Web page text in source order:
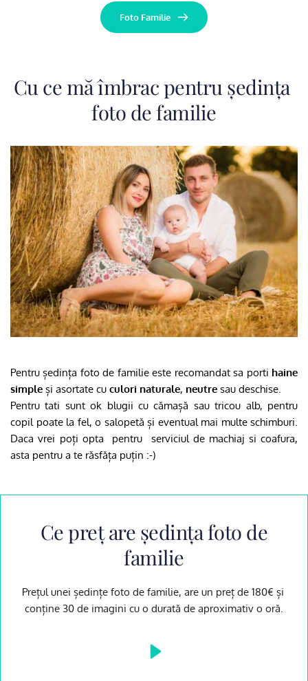
Foto Familie
Cu ce mă îmbrac pentru ședința
foto de familie
Pentru ședința foto de familie este recomandat sa porti haine
simple și asortate cu culori naturale, neutre sau deschise.
Pentru tati sunt ok blugii cu cămașă sau tricou alb, pentru
copil poate la fel, o salopetă și eventual mai multe schimburi.
Daca vrei poți opta  pentru  serviciul de machiaj si coafura,
asta pentru a te răsfăța puțin :-)
familie
Prețul unei ședințe foto de familie, are un preț de 180€ și
conține 30 de imagini cu o durată de aproximativ o oră.